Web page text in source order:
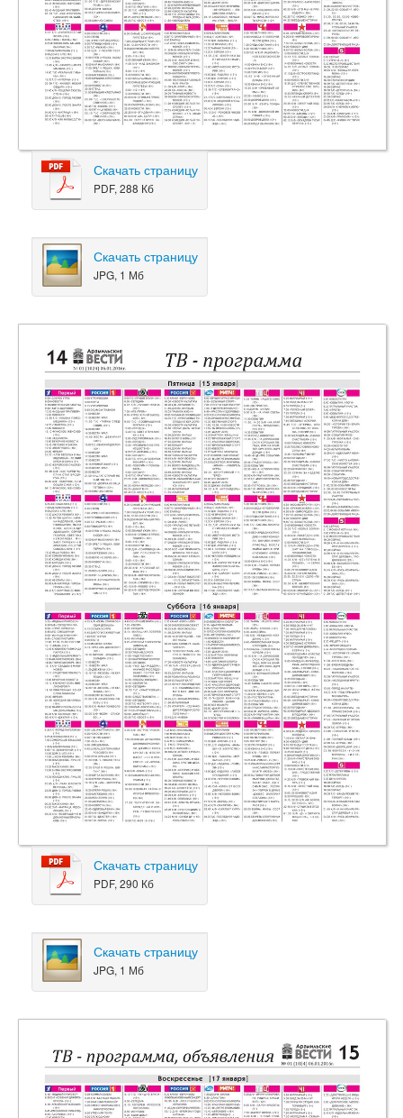
Скачать страницу
PDF, 288 Кб
Скачать страницу
JPG, 1 Мб
Скачать страницу
PDF, 290 Кб
Скачать страницу
JPG, 1 Мб